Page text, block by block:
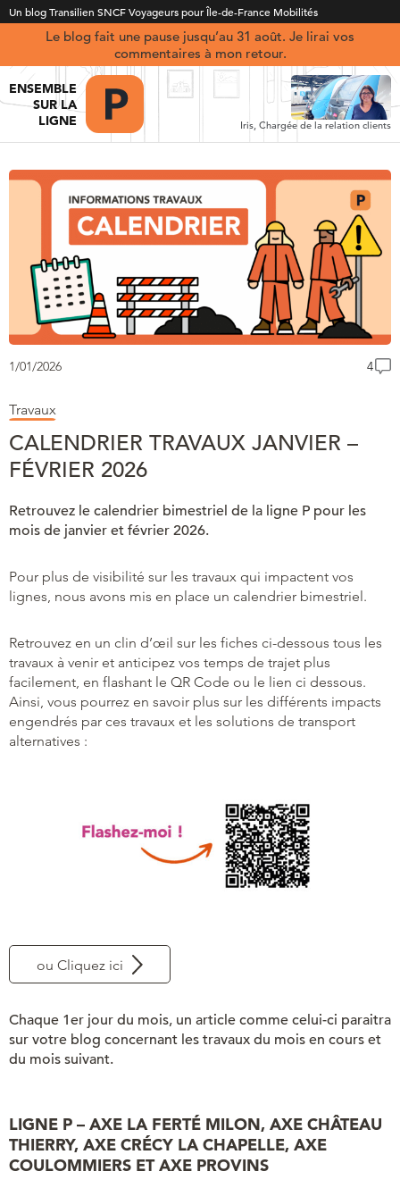
Un blog Transilien SNCF Voyageurs pour Île-de-France Mobilités
Le blog fait une pause jusqu’au 31 août. Je lirai vos
commentaires à mon retour.
ENSEMBLE
SUR LA
LIGNE
Iris, Chargée de la relation clients
1/01/2026 4
Travaux
CALENDRIER TRAVAUX JANVIER –
FÉVRIER 2026
Retrouvez le calendrier bimestriel de la ligne P pour les
mois de janvier et février 2026.
Pour plus de visibilité sur les travaux qui impactent vos
lignes, nous avons mis en place un calendrier bimestriel.
Retrouvez en un clin d’œil sur les fiches ci-dessous tous les
travaux à venir et anticipez vos temps de trajet plus
facilement, en flashant le QR Code ou le lien ci dessous.
Ainsi, vous pourrez en savoir plus sur les différents impacts
engendrés par ces travaux et les solutions de transport
alternatives :
ou Cliquez ici
Chaque 1er jour du mois, un article comme celui-ci paraitra
sur votre blog concernant les travaux du mois en cours et
du mois suivant.
LIGNE P – AXE LA FERTÉ MILON, AXE CHÂTEAU
THIERRY, AXE CRÉCY LA CHAPELLE, AXE
COULOMMIERS ET AXE PROVINS